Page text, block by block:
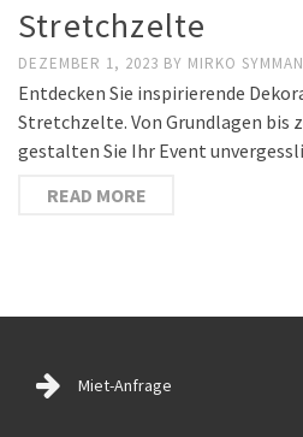
Stretchzelte
DEZEMBER 1, 2023 BY MIRKO
Entdecken Sie inspirierende
Stretchzelte. Von Grundlagen bis
gestalten Sie Ihr Event
READ MORE
Miet-Anfrage